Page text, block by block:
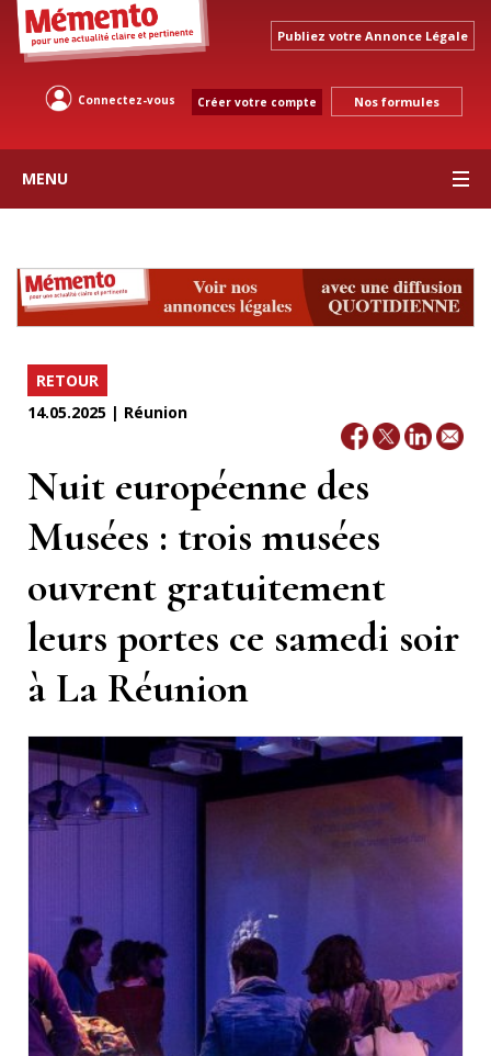
Publiez votre Annonce Légale
Connectez-vous Créer votre compte Nos formules
MENU
RETOUR
14.05.2025 | Réunion
Nuit européenne des
Musées : trois musées
ouvrent gratuitement
leurs portes ce samedi soir
à La Réunion